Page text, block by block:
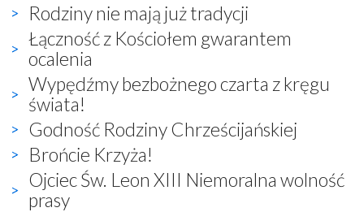
Rodziny nie mają już tradycji
Łączność z Kościołem gwarantem
ocalenia
Wypędźmy bezbożnego czarta z kręgu
świata!
Godność Rodziny Chrześcijańskiej
Brońcie Krzyża!
Ojciec Św. Leon XIII Niemoralna wolność
prasy